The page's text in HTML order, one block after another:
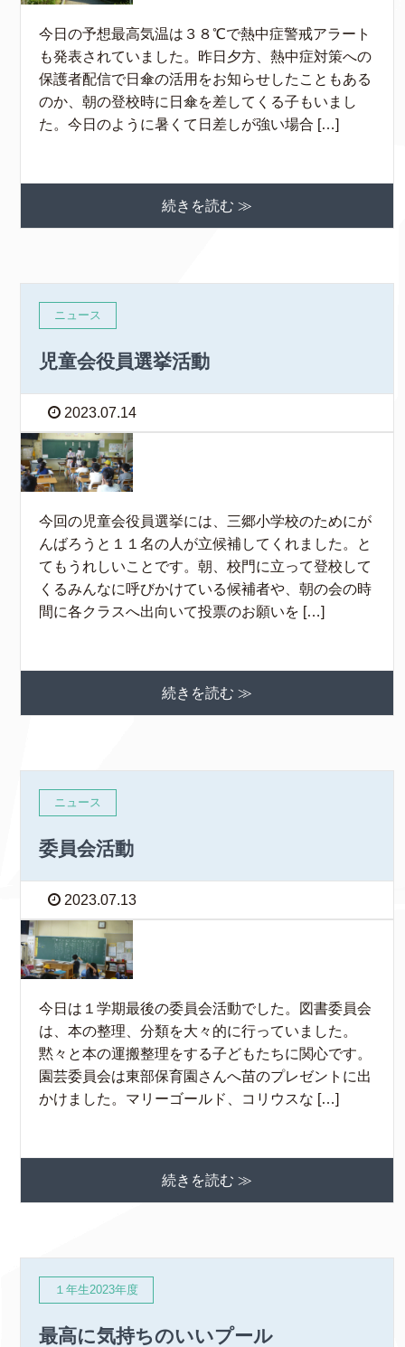
今日の予想最高気温は３８℃で熱中症警戒アラート
も発表されていました。昨日夕方、熱中症対策への
保護者配信で日傘の活用をお知らせしたこともある
のか、朝の登校時に日傘を差してくる子もいまし
た。今日のように暑くて日差しが強い場合 […]
続きを読む ≫
ニュース
児童会役員選挙活動
2023.07.14
今回の児童会役員選挙には、三郷小学校のためにが
んばろうと１１名の人が立候補してくれました。と
てもうれしいことです。朝、校門に立って登校して
くるみんなに呼びかけている候補者や、朝の会の時
間に各クラスへ出向いて投票のお願いを […]
続きを読む ≫
ニュース
委員会活動
2023.07.13
今日は１学期最後の委員会活動でした。図書委員会
は、本の整理、分類を大々的に行っていました。
黙々と本の運搬整理をする子どもたちに関心です。
園芸委員会は東部保育園さんへ苗のプレゼントに出
かけました。マリーゴールド、コリウスな […]
続きを読む ≫
１年生2023年度
最高に気持ちのいいプール